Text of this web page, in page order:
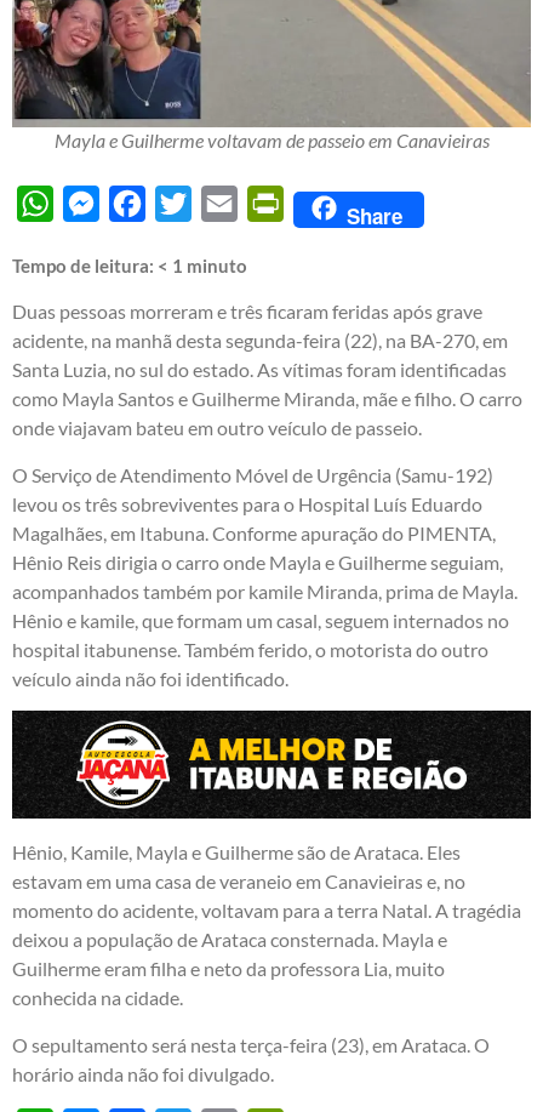
Mayla e Guilherme voltavam de passeio em Canavieiras
WhatsAppMessengerFacebook
Twitter Email PrintFriendly
Share
Tempo de leitura: < 1 minuto
Duas pessoas morreram e três ficaram feridas após grave
acidente, na manhã desta segunda-feira (22), na BA-270, em
Santa Luzia, no sul do estado. As vítimas foram identificadas
como Mayla Santos e Guilherme Miranda, mãe e filho. O carro
onde viajavam bateu em outro veículo de passeio.
O Serviço de Atendimento Móvel de Urgência (Samu-192)
levou os três sobreviventes para o Hospital Luís Eduardo
Magalhães, em Itabuna. Conforme apuração do PIMENTA,
Hênio Reis dirigia o carro onde Mayla e Guilherme seguiam,
acompanhados também por kamile Miranda, prima de Mayla.
Hênio e kamile, que formam um casal, seguem internados no
hospital itabunense. Também ferido, o motorista do outro
veículo ainda não foi identificado.
Hênio, Kamile, Mayla e Guilherme são de Arataca. Eles
estavam em uma casa de veraneio em Canavieiras e, no
momento do acidente, voltavam para a terra Natal. A tragédia
deixou a população de Arataca consternada. Mayla e
Guilherme eram filha e neto da professora Lia, muito
conhecida na cidade.
O sepultamento será nesta terça-feira (23), em Arataca. O
horário ainda não foi divulgado.